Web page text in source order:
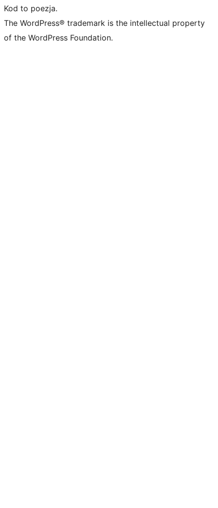
Kod to poezja.
The WordPress® trademark is the intellectual property
of the WordPress Foundation.